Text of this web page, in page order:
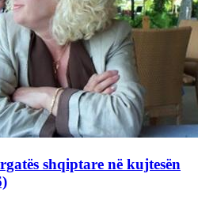
shqiptare në kujtesën